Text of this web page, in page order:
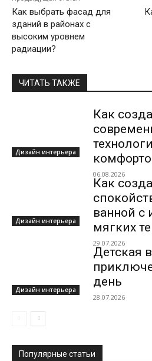
Как выбрать фасад для
зданий в районах с
высоким уровнем
радиации?
ЧИТАТЬ ТАКЖЕ
Дизайн интерьера
Как
06.08.2026
Дизайн интерьера
Как
ванной с
мягких
29.07.2026
Дизайн интерьера
Детская
день
28.07.2026
Популярные статьи